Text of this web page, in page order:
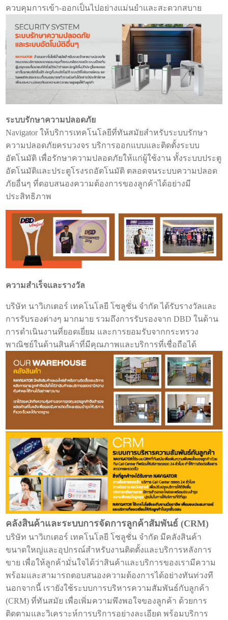
ควบคุมการเข้า-ออกเป็นไปอย่างแม่นยำและสะดวกสบาย
ระบบรักษาความปลอดภัย
Navigator ให้บริการเทคโนโลยีที่ทันสมัยสำหรับระบบรักษา
ความปลอดภัยครบวงจร บริการออกแบบและติดตั้งระบบ
อัตโนมัติ เพื่อรักษาความปลอดภัยให้แก่ผู้ใช้งาน ทั้งระบบประตู
อัตโนมัติและประตูโรงรถอัตโนมัติ ตลอดจนระบบความปลอด
ภัยอื่นๆ ที่ตอบสนองความต้องการของลูกค้าได้อย่างมี
ประสิทธิภาพ
ความสำเร็จและรางวัล
บริษัท นาวิเกเตอร์ เทคโนโลยี โซลูชั่น จำกัด ได้รับรางวัลและ
การรับรองต่างๆ มากมาย รวมถึงการรับรองจาก DBD ในด้าน
การดำเนินงานที่ยอดเยี่ยม และการยอมรับจากกระทรวง
พาณิชย์ในด้านสินค้าที่มีคุณภาพและบริการที่เชื่อถือได้
คลังสินค้าและระบบการจัดการลูกค้าสัมพันธ์ (CRM)
บริษัท นาวิเกเตอร์ เทคโนโลยี โซลูชั่น จำกัด มีคลังสินค้า
ขนาดใหญ่และอุปกรณ์สำหรับงานติดตั้งและบริการหลังการ
ขาย เพื่อให้ลูกค้ามั่นใจได้ว่าสินค้าและบริการของเรามีความ
พร้อมและสามารถตอบสนองความต้องการได้อย่างทันท่วงที
นอกจากนี้ เรายังใช้ระบบการบริหารความสัมพันธ์กับลูกค้า
(CRM) ที่ทันสมัย เพื่อเพิ่มความพึงพอใจของลูกค้า ด้วยการ
ติดตามและวิเคราะห์การบริการอย่างละเอียด พร้อมบริการ